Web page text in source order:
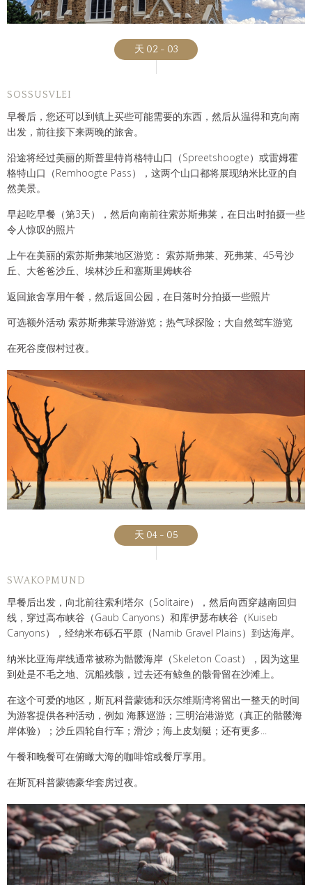
天 02 - 03
SOSSUSVLEI
早餐后，您还可以到镇上买些可能需要的东西，然后从温得和克向南
出发，前往接下来两晚的旅舍。
沿途将经过美丽的斯普里特肖格特山口（Spreetshoogte）或雷姆霍
格特山口（Remhoogte Pass），这两个山口都将展现纳米比亚的自
然美景。
早起吃早餐（第3天），然后向南前往索苏斯弗莱，在日出时拍摄一些
令人惊叹的照片
上午在美丽的索苏斯弗莱地区游览： 索苏斯弗莱、死弗莱、45号沙
丘、大爸爸沙丘、埃林沙丘和塞斯里姆峡谷
返回旅舍享用午餐，然后返回公园，在日落时分拍摄一些照片
可选额外活动 索苏斯弗莱导游游览；热气球探险；大自然驾车游览
在死谷度假村过夜。
天 04 - 05
SWAKOPMUND
早餐后出发，向北前往索利塔尔（Solitaire），然后向西穿越南回归
线，穿过高布峡谷（Gaub Canyons）和库伊瑟布峡谷（Kuiseb
Canyons），经纳米布砾石平原（Namib Gravel Plains）到达海岸。
纳米比亚海岸线通常被称为骷髅海岸（Skeleton Coast），因为这里
到处是不毛之地、沉船残骸，过去还有鲸鱼的骸骨留在沙滩上。
在这个可爱的地区，斯瓦科普蒙德和沃尔维斯湾将留出一整天的时间
为游客提供各种活动，例如 海豚巡游；三明治港游览（真正的骷髅海
岸体验）；沙丘四轮自行车；滑沙；海上皮划艇；还有更多...
午餐和晚餐可在俯瞰大海的咖啡馆或餐厅享用。
在斯瓦科普蒙德豪华套房过夜。